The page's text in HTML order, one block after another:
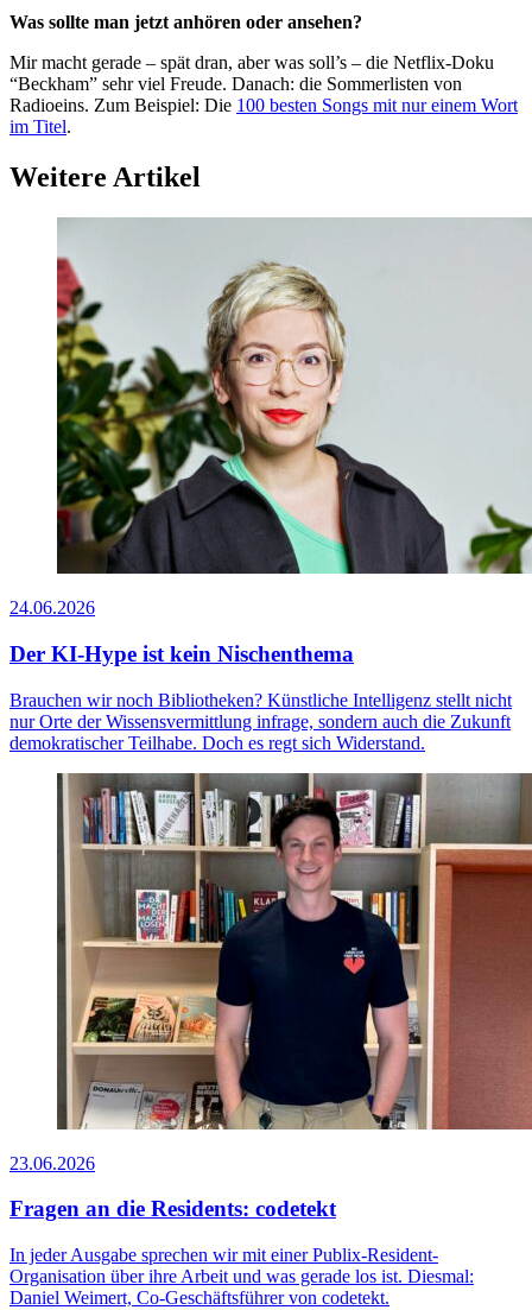
Was sollte man jetzt anhören oder ansehen?
Mir macht gerade – spät dran, aber was soll’s – die Netflix-Doku
“Beckham” sehr viel Freude. Danach: die Sommerlisten von
Radioeins. Zum Beispiel: Die 100 besten Songs mit nur einem Wort
im Titel.
Weitere Artikel
24.06.2026
Der KI-Hype ist kein Nischenthema
Brauchen wir noch Bibliotheken? Künstliche Intelligenz stellt nicht
nur Orte der Wissensvermittlung infrage, sondern auch die Zukunft
demokratischer Teilhabe. Doch es regt sich Widerstand.
23.06.2026
Fragen an die Residents: codetekt
In jeder Ausgabe sprechen wir mit einer Publix-Resident-
Organisation über ihre Arbeit und was gerade los ist. Diesmal:
Daniel Weimert, Co-Geschäftsführer von codetekt.